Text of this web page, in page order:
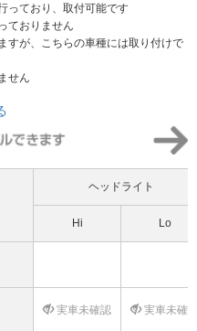
っており、取付可能です
ておりません
すが、こちらの車種には取り付けで
せん
ヘッドライト
Hi Lo
実車未確認 実車未確